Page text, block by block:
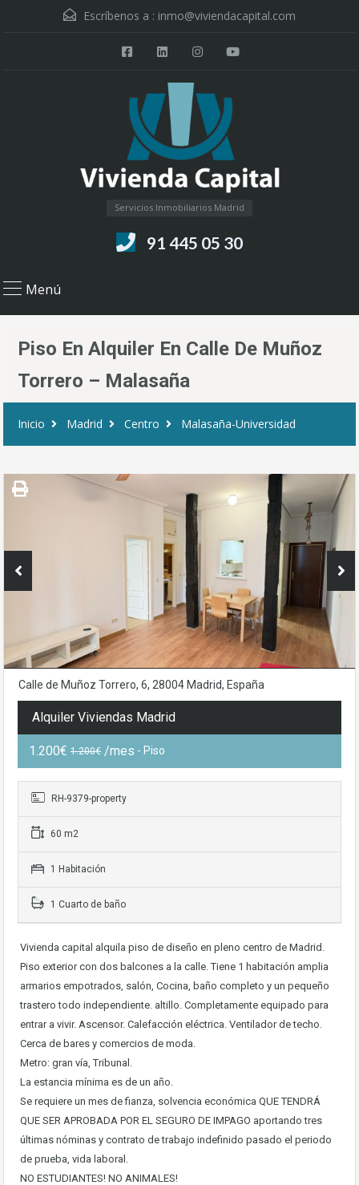
Escríbenos a : inmo@viviendacapital.com
Servicios Inmobiliarios Madrid
91 445 05 30
Menú
Piso En Alquiler En Calle De Muñoz
Torrero – Malasaña
Inicio Madrid Centro Malasaña-Universidad
Calle de Muñoz Torrero, 6, 28004 Madrid, España
Alquiler Viviendas Madrid
1.200€ 1.200€ /mes - Piso
RH-9379-property
60 m2
1 Habitación
1 Cuarto de baño
Vivienda capital alquila piso de diseño en pleno centro de Madrid.
Piso exterior con dos balcones a la calle. Tiene 1 habitación amplia
armarios empotrados, salón, Cocina, baño completo y un pequeño
trastero todo independiente. altillo. Completamente equipado para
entrar a vivir. Ascensor. Calefacción eléctrica. Ventilador de techo.
Cerca de bares y comercios de moda.
Metro: gran vía, Tribunal.
La estancia mínima es de un año.
Se requiere un mes de fianza, solvencia económica QUE TENDRÁ
QUE SER APROBADA POR EL SEGURO DE IMPAGO aportando tres
últimas nóminas y contrato de trabajo indefinido pasado el periodo
de prueba, vida laboral.
NO ESTUDIANTES! NO ANIMALES!